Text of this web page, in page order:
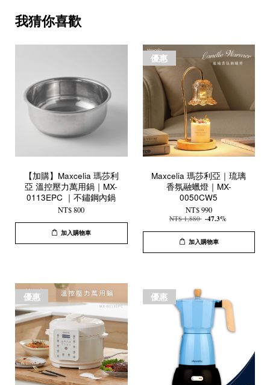
我猜你喜歡
【加購】Maxcelia 瑪莎利
亞 溫控壓力萬用鍋｜MX-
0113EPC ｜不鏽鋼內鍋
NT$ 800
加入購物車
優惠
Maxcelia 瑪莎利亞｜琉璃
香氛融蠟燈｜MX-
0050CW5
NT$ 990
NT$ 1,880 -47.3%
加入購物車
優惠 優惠